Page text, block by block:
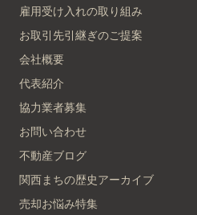
雇用受け入れの取り組み
お取引先引継ぎのご提案
会社概要
代表紹介
協力業者募集
お問い合わせ
不動産ブログ
関西まちの歴史アーカイブ
売却お悩み特集